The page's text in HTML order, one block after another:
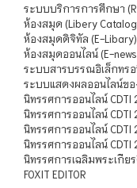
ระบบบริการการศึกษา
ห้องสมุด (Libery Catalog
ห้องสมุดดิจิทัล (E-Libary)
ห้องสมุดออนไลน์ (E-
ระบบสารบรรณอิเล็กทร
ระบบแสดงผลออนไลน์ขอ
นิทรรศการออนไลน์ CDTI
นิทรรศการออนไลน์ CDTI
นิทรรศการออนไลน์ CDTI
นิทรรศการออนไลน์ CDTI
นิทรรศการเฉลิมพระเกีย
FOXIT EDITOR